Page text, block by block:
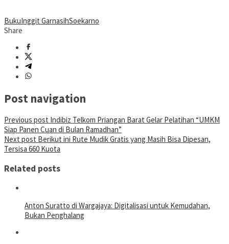
BukuInggit GarnasihSoekarno
Share
Post navigation
Previous post Indibiz Telkom Priangan Barat Gelar Pelatihan “UMKM
Siap Panen Cuan di Bulan Ramadhan”
Next post Berikut ini Rute Mudik Gratis yang Masih Bisa Dipesan,
Tersisa 660 Kuota
Related posts
Anton Suratto di Wargajaya: Digitalisasi untuk Kemudahan,
Bukan Penghalang